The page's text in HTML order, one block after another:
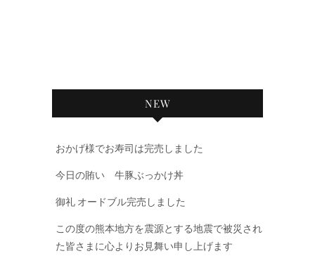
NEW
おかげ様でお寿司は完売しました
今日の賄い 牛豚ぶっかけ丼
御礼 オードブル完売しました
この度の熊本地方を震源とする地震で被災され
た皆さまに心よりお見舞い申し上げます